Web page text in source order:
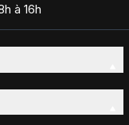
à 16h